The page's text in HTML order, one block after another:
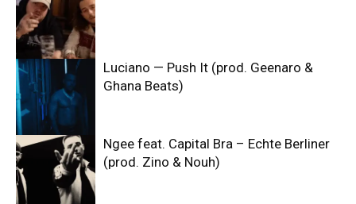
Luciano — Push It (prod. Geenaro &
Ghana Beats)
Ngee feat. Capital Bra – Echte Berliner
(prod. Zino & Nouh)